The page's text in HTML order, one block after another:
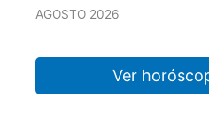
AGOSTO 2026
Ver